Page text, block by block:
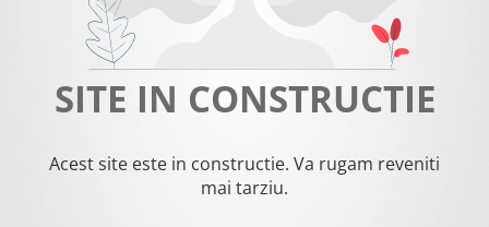
SITE IN CONSTRUCTIE
Acest site este in constructie. Va rugam reveniti
mai tarziu.